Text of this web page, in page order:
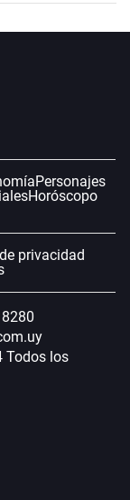
Personajes
Horóscopo
privacidad
Todos los